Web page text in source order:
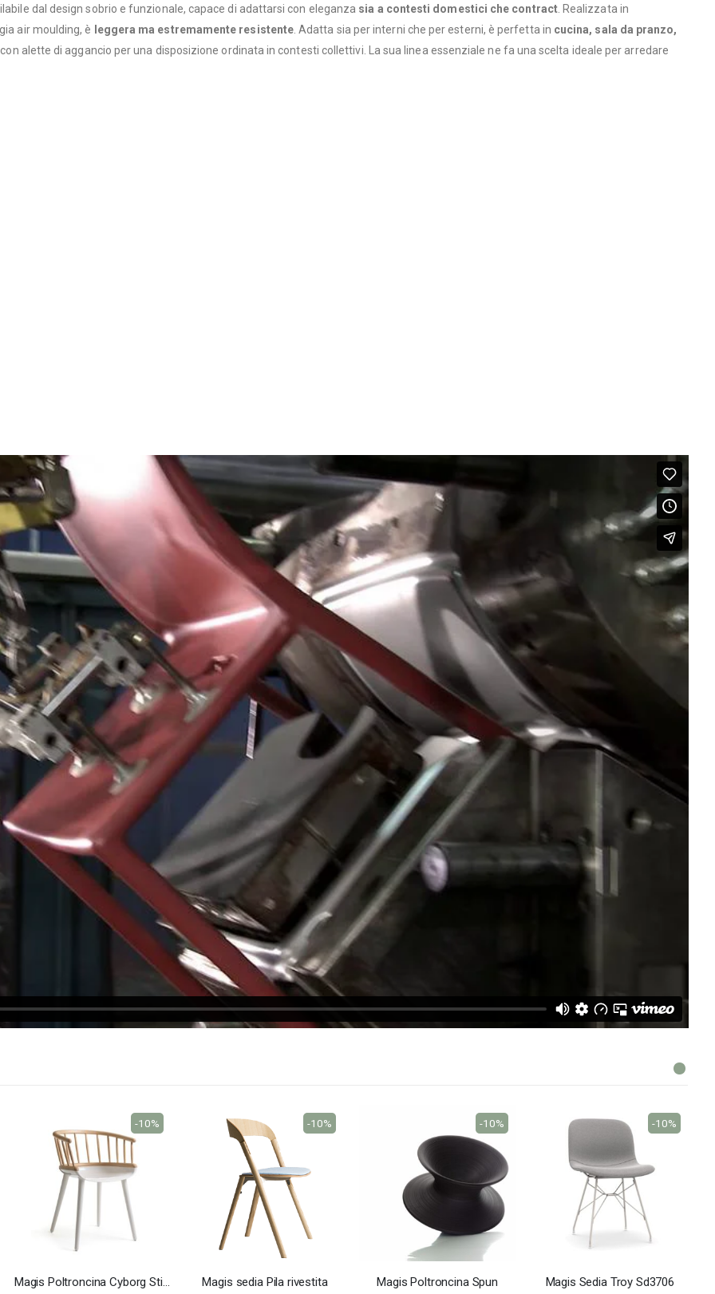
dal design sobrio e funzionale, capace di adattarsi con eleganza sia a contesti domestici che contract. Realizzata in
air moulding, è leggera ma estremamente resistente . Adatta sia per interni che per esterni, è perfetta in cucina, sala da pranzo,
con alette di aggancio per una disposizione ordinata in contesti collettivi. La sua linea essenziale ne fa una scelta ideale per arredare
Magis Poltroncina Cyborg Stick
-10%
Magis sedia Pila rivestita
-10%
Magis Poltroncina Spun
-10%
Magis Sedia Troy Sd3706
-10%